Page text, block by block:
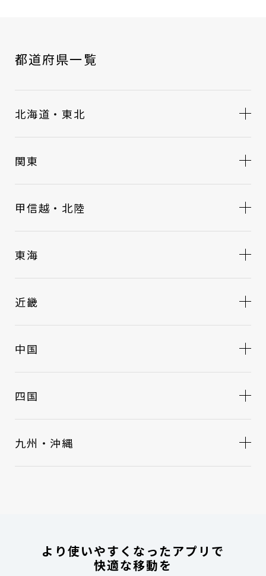
都道府県一覧
北海道・東北
関東
甲信越・北陸
東海
近畿
中国
四国
九州・沖縄
より使いやすくなったアプリで
快適な移動を